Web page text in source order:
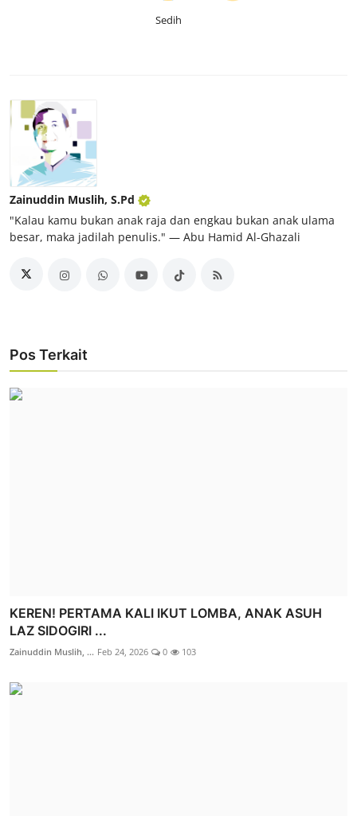
Sedih
Zainuddin Muslih, S.Pd
"Kalau kamu bukan anak raja dan engkau bukan anak ulama
besar, maka jadilah penulis." ― Abu Hamid Al-Ghazali
Pos Terkait
KEREN! PERTAMA KALI IKUT LOMBA, ANAK ASUH
LAZ SIDOGIRI ...
Zainuddin Muslih, ... Feb 24, 2026 0 103